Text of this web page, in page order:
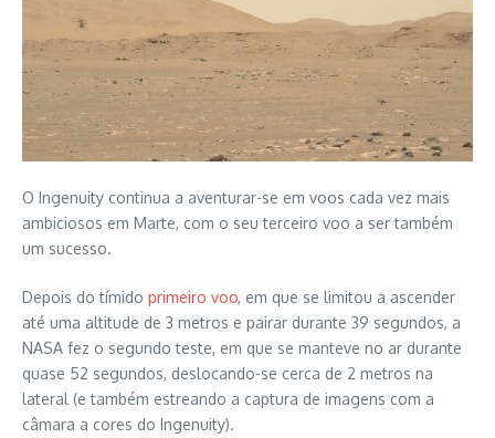
O Ingenuity continua a aventurar-se em voos cada vez mais
ambiciosos em Marte, com o seu terceiro voo a ser também
um sucesso.
Depois do tímido primeiro voo, em que se limitou a ascender
até uma altitude de 3 metros e pairar durante 39 segundos, a
NASA fez o segundo teste, em que se manteve no ar durante
quase 52 segundos, deslocando-se cerca de 2 metros na
lateral (e também estreando a captura de imagens com a
câmara a cores do Ingenuity).